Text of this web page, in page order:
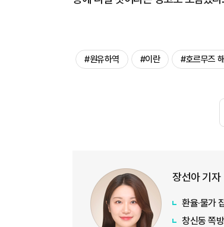
#원유하역 #이란 #호르무즈
장선아 기자
환율·물가
창신동 쪽